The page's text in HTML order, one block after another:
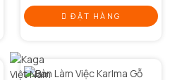
ĐẶT HÀNG